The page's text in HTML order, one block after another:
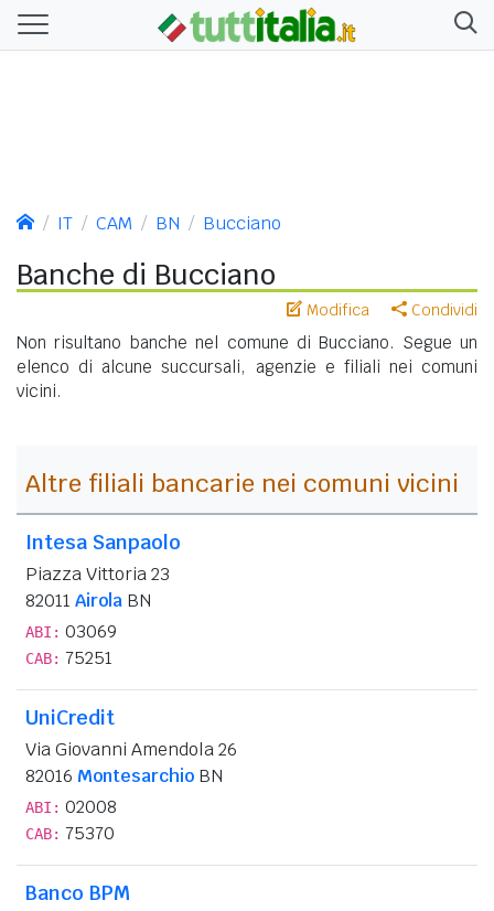
IT CAM BN Bucciano
Banche di Bucciano
Modifica Condividi
Non risultano banche nel comune di Bucciano. Segue un
elenco di alcune succursali, agenzie e filiali nei comuni
vicini.
Altre filiali bancarie nei comuni vicini
Intesa Sanpaolo
Piazza Vittoria 23
82011 Airola BN
ABI: 03069
CAB: 75251
UniCredit
Via Giovanni Amendola 26
82016 Montesarchio BN
ABI: 02008
CAB: 75370
Banco BPM